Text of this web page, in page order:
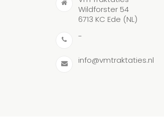
Wildforster 54
6713 KC Ede (NL)
-
info@vmtraktaties.nl